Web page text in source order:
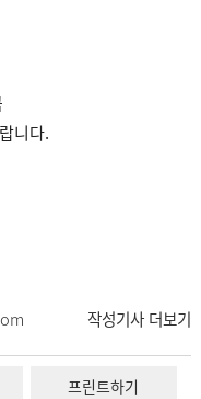
니다.
작성기사 더보기
프린트하기